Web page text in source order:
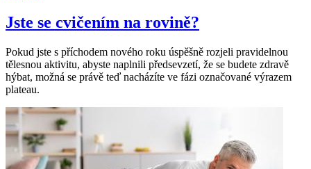
Jste se cvičením na rovině?
Pokud jste s příchodem nového roku úspěšně rozjeli pravidelnou
tělesnou aktivitu, abyste naplnili předsevzetí, že se budete zdravě
hýbat, možná se právě teď nacházíte ve fázi označované výrazem
plateau.